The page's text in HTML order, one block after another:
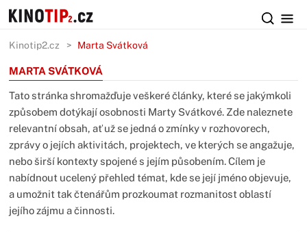
Kinotip2.cz Marta Svátková
MARTA SVÁTKOVÁ
Tato stránka shromažďuje veškeré články, které se jakýmkoli
způsobem dotýkají osobnosti Marty Svátkové. Zde naleznete
relevantní obsah, ať už se jedná o zmínky v rozhovorech,
zprávy o jejích aktivitách, projektech, ve kterých se angažuje,
nebo širší kontexty spojené s jejím působením. Cílem je
nabídnout ucelený přehled témat, kde se její jméno objevuje,
a umožnit tak čtenářům prozkoumat rozmanitost oblastí
jejího zájmu a činnosti.